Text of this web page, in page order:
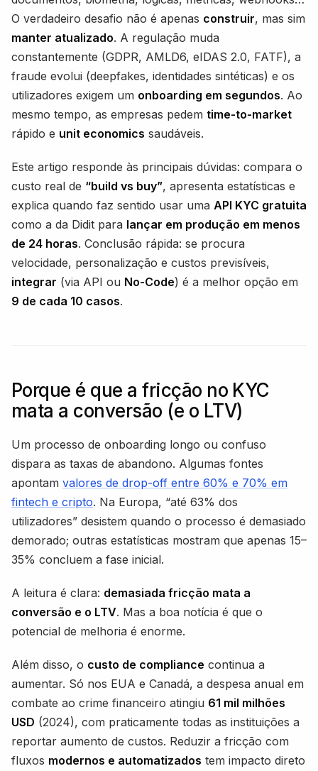
O verdadeiro desafio não é apenas construir, mas sim
manter atualizado. A regulação muda
constantemente (GDPR, AMLD6, eIDAS 2.0, FATF), a
fraude evolui (deepfakes, identidades sintéticas) e os
utilizadores exigem um onboarding em segundos. Ao
mesmo tempo, as empresas pedem time-to-market
rápido e unit economics saudáveis.
Este artigo responde às principais dúvidas: compara o
custo real de “build vs buy”, apresenta estatísticas e
explica quando faz sentido usar uma API KYC gratuita
como a da Didit para lançar em produção em menos
de 24 horas. Conclusão rápida: se procura
velocidade, personalização e custos previsíveis,
integrar (via API ou No-Code) é a melhor opção em
9 de cada 10 casos.
Porque é que a fricção no KYC
mata a conversão (e o LTV)
Um processo de onboarding longo ou confuso
dispara as taxas de abandono. Algumas fontes
apontam valores de drop-off entre 60% e 70% em
fintech e cripto. Na Europa, “até 63% dos
utilizadores” desistem quando o processo é demasiado
demorado; outras estatísticas mostram que apenas 15–
35% concluem a fase inicial.
A leitura é clara: demasiada fricção mata a
conversão e o LTV. Mas a boa notícia é que o
potencial de melhoria é enorme.
Além disso, o custo de compliance continua a
aumentar. Só nos EUA e Canadá, a despesa anual em
combate ao crime financeiro atingiu 61 mil milhões
USD (2024), com praticamente todas as instituições a
reportar aumento de custos. Reduzir a fricção com
fluxos modernos e automatizados tem impacto direto